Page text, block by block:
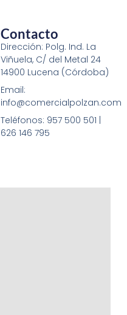
Contacto
Dirección: Polg. Ind. La
Viñuela, C/ del Metal 24
14900 Lucena (Córdoba)
Email:
info@comercialpolzan.com
Teléfonos: 957 500 501 |
626 146 795